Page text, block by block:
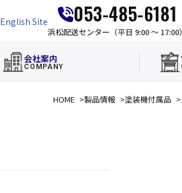
English Site 053-485-6181
浜松配送センター（平日 9:00 〜 17:00）
会社案内
COMPANY
HOME 製品情報 塗装機付属品